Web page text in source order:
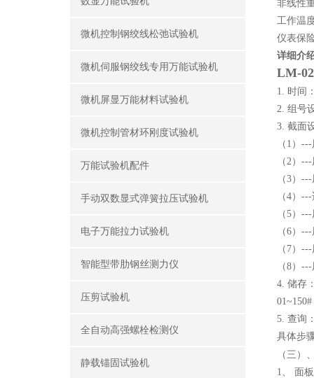
微机控制钢绞线松弛试验机
微机伺服钢绞线专用万能试验机
微机屏显万能材料试验机
微机控制管材环刚度试验机
万能试验机配件
手动双数显式弹簧拉压试验机
电子万能拉力试验机
智能型带肋钢丝测力仪
压剪试验机
全自动高强螺栓检测仪
静载锚固试验机
非线性
工作温
仪表保
详细介
LM-
1. 时间
2. 组号
3. 截面
（1）
（2）
（3）
（4）
（5）
（6）
（7）
（8）
4. 储存
5. 查询
具体步
（三）
1、 面